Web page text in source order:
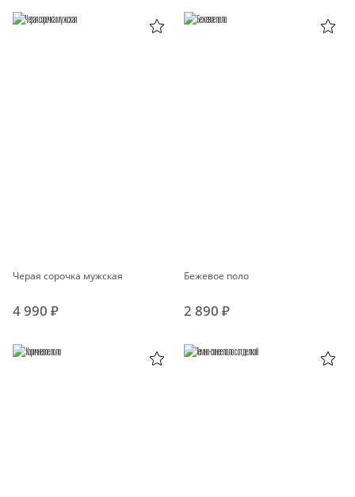
Черая сорочка мужская
4 990 ₽
Бежевое поло
2 890 ₽